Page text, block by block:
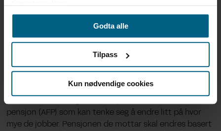
Godta alle
Tilpass
Kun nødvendige cookies
La oss se på et konkret eksempel fra en forskrift jeg kom
over som retter seg mot pensjonister med avtalefestet
pensjon (AFP) som kan tenke seg å endre litt på hvor
mye de jobber. Pensjonen de mottar skal endres basert